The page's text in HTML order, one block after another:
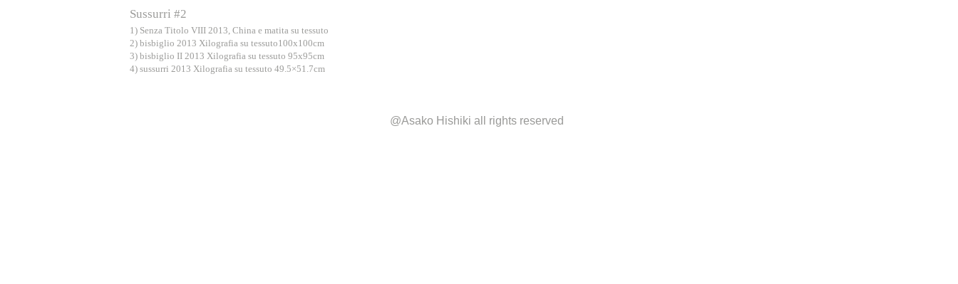
Sussurri #2
1) Senza Titolo VIII 2013, China e matita su tessuto
2) bisbiglio 2013 Xilografia su tessuto100x100cm
3) bisbiglio II 2013 Xilografia su tessuto 95x95cm
4) sussurri 2013 Xilografia su tessuto 49.5×51.7cm
@Asako Hishiki all rights reserved